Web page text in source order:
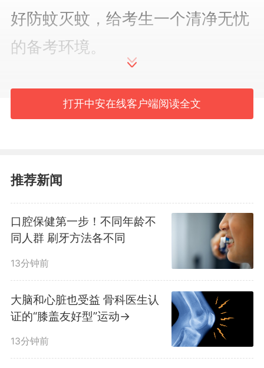
好防蚊灭蚊，给考生一个清净无忧
的备考环境。
哪些考生容易被咬？据了解，
蚊子依靠触角感受器探测人体呼出
分泌物，完成对自己“偏爱”的精准
定位。其中，蚊子偏爱叮咬出汗
多、呼出二氧化碳多、体温高、化
妆等特征的人群，穿深色衣服的人
以及体型肥胖者也容易被叮咬。
翻盆倒罐、清理积水是灭蚊的
根本。合肥疾控建议，可及时清理
打开中安在线客户端阅读全文
推荐新闻
口腔保健第一步！不同年龄不
同人群 刷牙方法各不同
13分钟前
大脑和心脏也受益 骨科医生认
证的“膝盖友好型”运动→
13分钟前